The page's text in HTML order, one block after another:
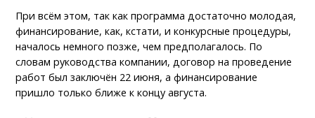
При всём этом, так как программа достаточно молодая,
финансирование, как, кстати, и конкурсные процедуры,
началось немного позже, чем предполагалось. По
словам руководства компании, договор на проведение
работ был заключён 22 июня, а финансирование
пришло только ближе к концу августа.